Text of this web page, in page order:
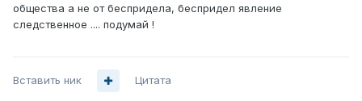
общества а не от беспридела, беспридел явление
следственное .... подумай !
Вставить ник Цитата